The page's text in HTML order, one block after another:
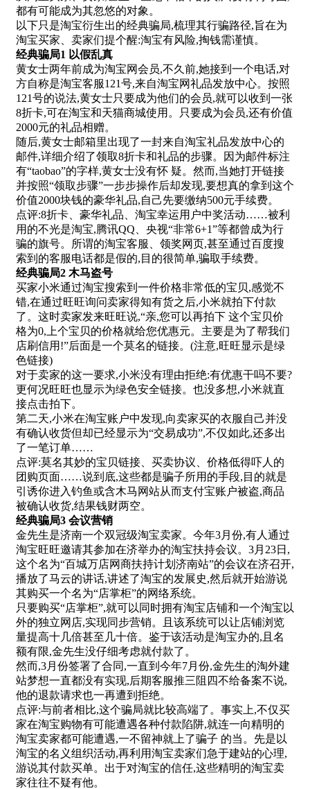
都有可能成为其忽悠的对象。
以下只是淘宝衍生出的经典骗局,梳理其行骗路径,旨在为
淘宝买家、卖家们提个醒:淘宝有风险,掏钱需谨慎。
经典骗局1 以假乱真
黄女士两年前成为淘宝网会员,不久前,她接到一个电话,对
方自称是淘宝客服121号,来自淘宝网礼品发放中心。按照
121号的说法,黄女士只要成为他们的会员,就可以收到一张
8折卡,可在淘宝和天猫商城使用。只要成为会员,还有价值
2000元的礼品相赠。
随后,黄女士邮箱里出现了一封来自淘宝礼品发放中心的
邮件,详细介绍了领取8折卡和礼品的步骤。因为邮件标注
有“taobao”的字样,黄女士没有怀 疑。然而,当她打开链接
并按照“领取步骤”一步步操作后却发现,要想真的拿到这个
价值2000块钱的豪华礼品,自己先要缴纳500元手续费。
点评:8折卡、豪华礼品、淘宝幸运用户中奖活动……被利
用的不光是淘宝,腾讯QQ、央视“非常6+1”等都曾成为行
骗的旗号。所谓的淘宝客服、领奖网页,甚至通过百度搜
索到的客服电话都是假的,目的很简单,骗取手续费。
经典骗局2 木马盗号
买家小米通过淘宝搜索到一件价格非常低的宝贝,感觉不
错,在通过旺旺询问卖家得知有货之后,小米就拍下付款
了。这时卖家发来旺旺说,“亲,您可以再拍下 这个宝贝价
格为0,上个宝贝的价格就给您优惠元。主要是为了帮我们
店刷信用!”后面是一个莫名的链接。(注意,旺旺显示是绿
色链接)
对于卖家的这一要求,小米没有理由拒绝:有优惠干吗不要?
更何况旺旺也显示为绿色安全链接。也没多想,小米就直
接点击拍下。
第二天,小米在淘宝账户中发现,向卖家买的衣服自己并没
有确认收货但却已经显示为“交易成功”,不仅如此,还多出
了一笔订单……
点评:莫名其妙的宝贝链接、买卖协议、价格低得吓人的
团购页面……说到底,这些都是骗子所用的手段,目的就是
引诱你进入钓鱼或含木马网站从而支付宝账户被盗,商品
被确认收货,结果钱财两空。
经典骗局3 会议营销
金先生是济南一个双冠级淘宝卖家。今年3月份,有人通过
淘宝旺旺邀请其参加在济举办的淘宝扶持会议。3月23日,
这个名为“百城万店网商扶持计划济南站”的会议在济召开,
播放了马云的讲话,讲述了淘宝的发展史,然后就开始游说
其购买一个名为“店掌柜”的网络系统。
只要购买“店掌柜”,就可以同时拥有淘宝店铺和一个淘宝以
外的独立网店,实现同步营销。且该系统可以让店铺浏览
量提高十几倍甚至几十倍。鉴于该活动是淘宝办的,且名
额有限,金先生没仔细考虑就付款了。
然而,3月份签署了合同,一直到今年7月份,金先生的淘外建
站梦想一直都没有实现,后期客服推三阻四不给备案不说,
他的退款请求也一再遭到拒绝。
点评:与前者相比,这个骗局就比较高端了。事实上,不仅买
家在淘宝购物有可能遭遇各种付款陷阱,就连一向精明的
淘宝卖家都可能遭遇,一不留神就上了骗子 的当。先是以
淘宝的名义组织活动,再利用淘宝卖家们急于建站的心理,
游说其付款买单。出于对淘宝的信任,这些精明的淘宝卖
家往往不疑有他。